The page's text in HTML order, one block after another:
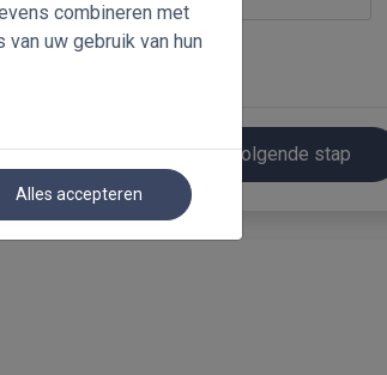
combineren met
uw gebruik van hun
Alles accepteren
Volgende stap